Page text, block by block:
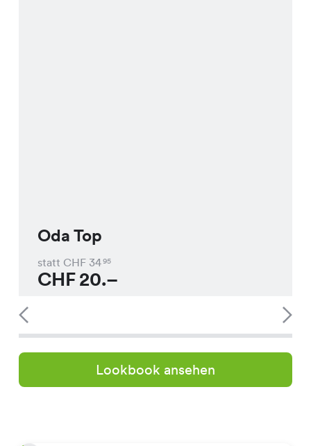
Oda Top
statt CHF 3495
CHF20.–
Lookbook ansehen